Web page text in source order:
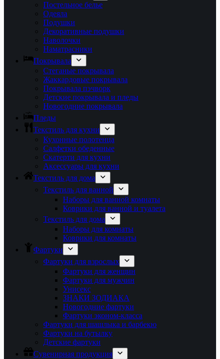
Постельное белье
Одеяла
Подушки
Декоративные подушки
Наволочки
Наматрасники
Покрывала
Стеганые покрывала
Жаккардовые покрывала
Покрывала пэчворк
Детские покрывала и пледы
Новогодние покрывала
Пледы
Текстиль для кухни
Кухонные полотенца
Салфетки обеденные
Скатерти для кухни
Аксессуары для кухни
Текстиль для дома
Текстиль для ванной
Наборы для ванной комнаты
Коврики для ванной и туалета
Текстиль для дома
Наборы для комнаты
Коврики для комнаты
Фартуки
Фартуки для взрослых
Фартуки для женщин
Фартуки для мужчин
Унисекс
ЗНАКИ ЗОДИАКА
Новогодние фартуки
Фартуки эконом-класса
Фартуки для шашлыка и барбекю
Фартуки на бутылку
Детские фартуки
Сувенирная продукция